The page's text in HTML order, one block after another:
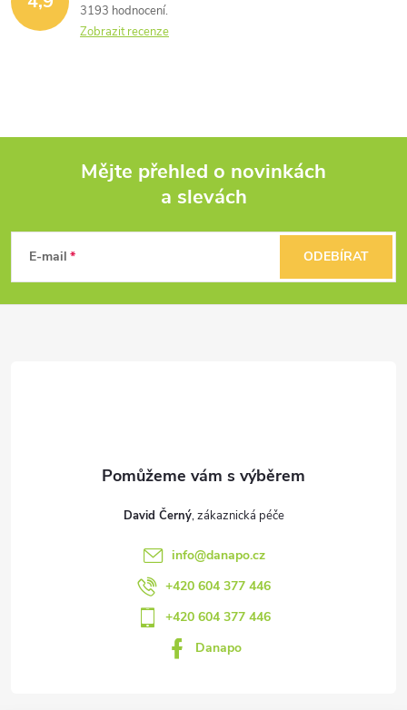
3193 hodnocení
Zobrazit recenze
p
Mějte přehled o novinkách
a slevách
E-mail ODEBÍRAT
David Černý
info@danapo.cz
+420 604 377 446
+420 604 377 446
Danapo